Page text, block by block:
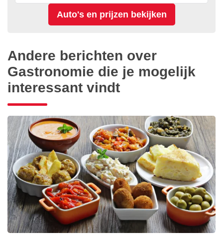
Andere berichten over
Gastronomie die je mogelijk
interessant vindt